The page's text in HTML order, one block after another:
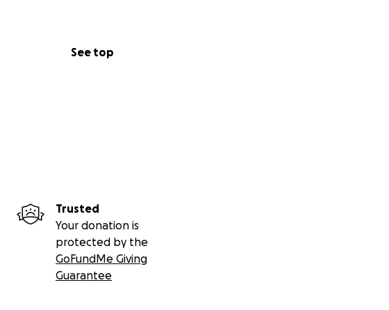
See top
Trusted
Your donation is
protected by the
GoFundMe Giving
Guarantee